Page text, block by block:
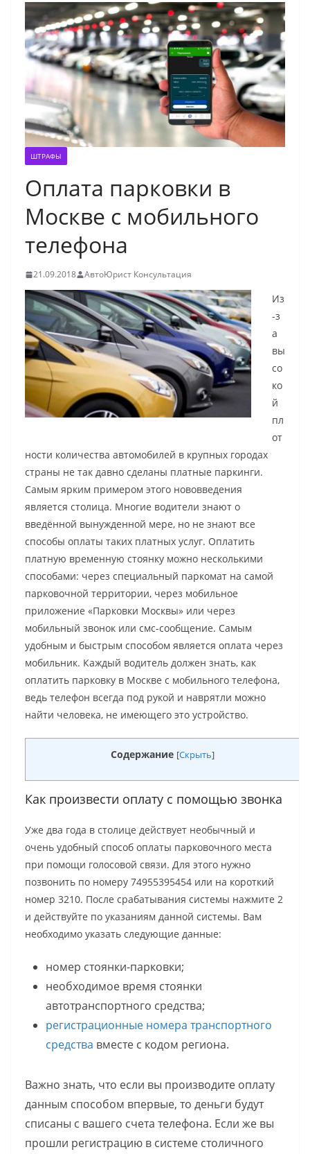
ШТРАФЫ
Оплата парковки в
Москве с мобильного
телефона
21.09.2018 АвтоЮрист Консультация
Из
-з
а
вы
со
ко
й
пл
от
ности количества автомобилей в крупных городах
страны не так давно сделаны платные паркинги.
Самым ярким примером этого нововведения
является столица. Многие водители знают о
введённой вынужденной мере, но не знают все
способы оплаты таких платных услуг. Оплатить
платную временную стоянку можно несколькими
способами: через специальный паркомат на самой
парковочной территории, через мобильное
приложение «Парковки Москвы» или через
мобильный звонок или смс-сообщение. Самым
удобным и быстрым способом является оплата через
мобильник. Каждый водитель должен знать, как
оплатить парковку в Москве с мобильного телефона,
ведь телефон всегда под рукой и наврятли можно
найти человека, не имеющего это устройство.
Содержание [Скрыть]
Как произвести оплату с помощью звонка
Уже два года в столице действует необычный и
очень удобный способ оплаты парковочного места
при помощи голосовой связи. Для этого нужно
позвонить по номеру 74955395454 или на короткий
номер 3210. После срабатывания системы нажмите 2
и действуйте по указаниям данной системы. Вам
необходимо указать следующие данные:
номер стоянки-парковки;
необходимое время стоянки
автотранспортного средства;
регистрационные номера транспортного
средства вместе с кодом региона.
Важно знать, что если вы производите оплату
данным способом впервые, то деньги будут
списаны с вашего счета телефона. Если же вы
прошли регистрацию в системе столичного